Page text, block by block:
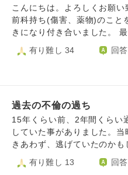
こんにちは。よろしくお願
前科持ち(傷害、薬物)のこと
きになり付き合いました。
「君が最後の女性だと思っ
の人生に意味があったと思
くなり衝突するようになりま
係で、それでも好きだった
供を妊娠し、当初は子供を
したが、やはり今は子供は無
から子供を持ちたかったの
有り難し 34 回
過去の不倫の過ち
15年くらい前、2年間くらい
していた事がありました。
きあわず、逃げていたのかも
かしました。 その後、年齢
れ、幸い不妊治療の末、子
有り難し 13 回